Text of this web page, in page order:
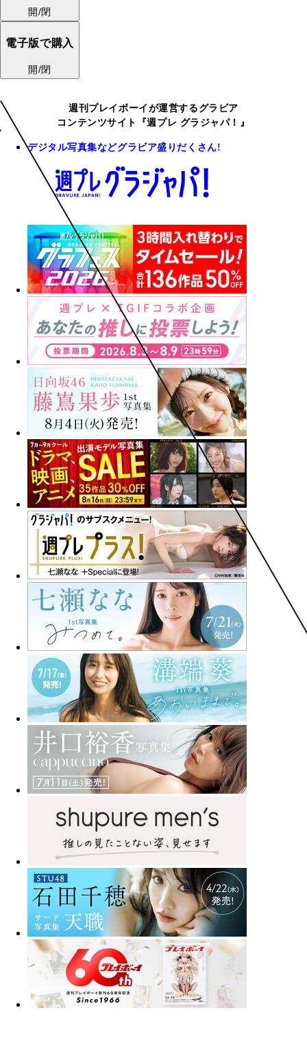
開/閉
電子版で購入
開/閉
週刊プレイボーイが運営するグラビア
コンテンツサイト『週プレ グラジャパ！』
デジタル写真集などグラビア盛りだくさん!